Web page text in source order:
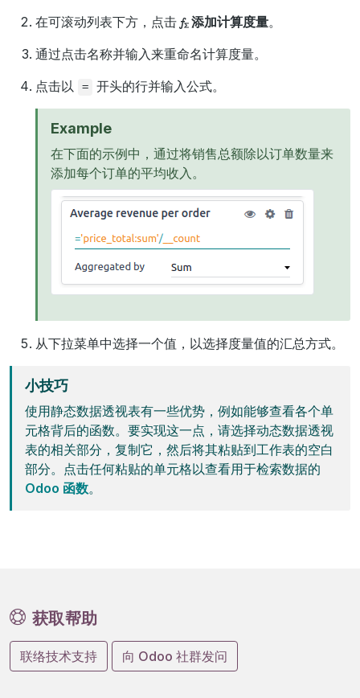
在可滚动列表下方，点击
添加计算度量。
通过点击名称并输入来重命名计算度量。
点击以
= 开头的行并输入公式。
Example
在下面的示例中，通过将销售总额除以订单数量来
添加每个订单的平均收入。
从下拉菜单中选择一个值，以选择度量值的汇总方式。
小技巧
使用静态数据透视表有一些优势，例如能够查看各个单
元格背后的函数。要实现这一点，请选择动态数据透视
表的相关部分，复制它，然后将其粘贴到工作表的空白
部分。点击任何粘贴的单元格以查看用于检索数据的
Odoo 函数。
获取帮助
联络技术支持 向 Odoo 社群发问